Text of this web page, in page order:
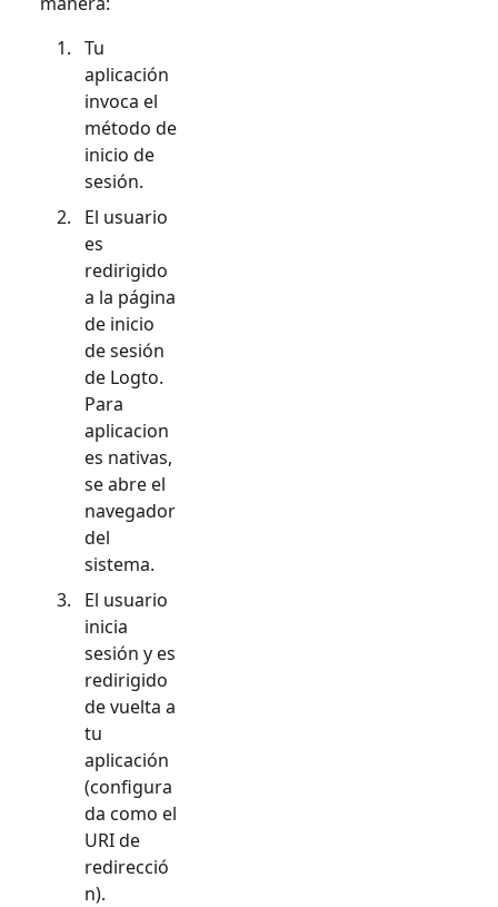
Tu
aplicación
invoca el
método de
inicio de
sesión.
El usuario
es
redirigido
a la página
de inicio
de sesión
de Logto.
Para
aplicacion
es nativas,
se abre el
navegador
del
sistema.
El usuario
inicia
sesión y es
redirigido
de vuelta a
tu
aplicación
(configura
da como el
URI de
redirecció
n).